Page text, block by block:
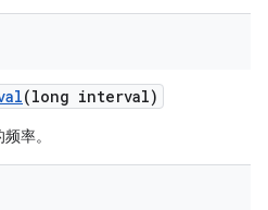
(long interval)
率。